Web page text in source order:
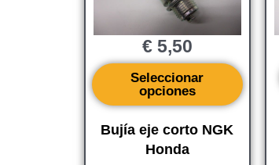
Bujía eje corto NGK
Honda
€5,50
Seleccionar
opciones